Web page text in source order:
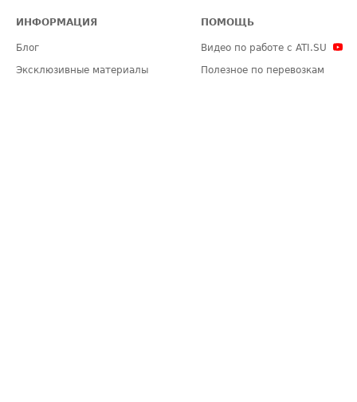
ИНФОРМАЦИЯ
Блог
Эксклюзивные материалы
ПОМОЩЬ
Видео по работе с ATI.SU
Полезное по перевозкам